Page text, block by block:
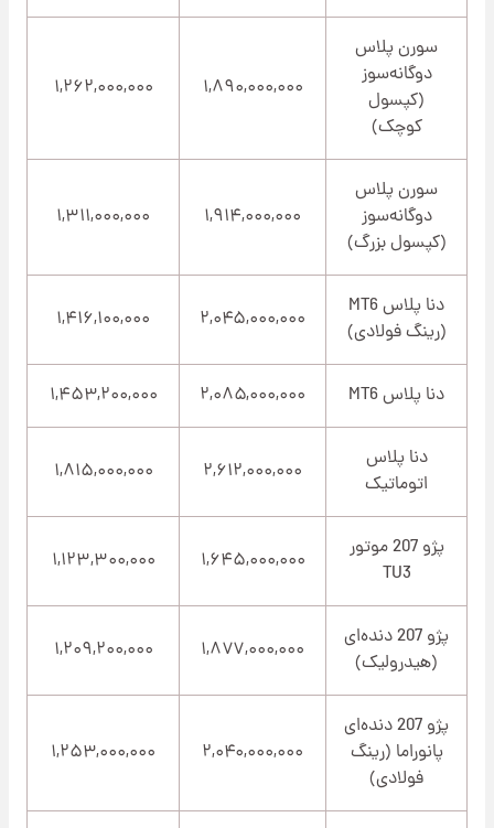
سورن پلاس
دوگانه‌سوز
(کپسول
کوچک)
۱,۸۹۰,۰۰۰,۰۰۰ ۱,۲۶۲,۰۰۰,۰۰۰
سورن پلاس
دوگانه‌سوز
(کپسول بزرگ)
۱,۹۱۴,۰۰۰,۰۰۰ ۱,۳۱۱,۰۰۰,۰۰۰
دنا پلاس MT6
(رینگ فولادی)
۲,۰۴۵,۰۰۰,۰۰۰ ۱,۴۱۶,۱۰۰,۰۰۰
دنا پلاس MT6 ۲,۰۸۵,۰۰۰,۰۰۰ ۱,۴۵۳,۲۰۰,۰۰۰
دنا پلاس
اتوماتیک
۲,۶۱۲,۰۰۰,۰۰۰ ۱,۸۱۵,۰۰۰,۰۰۰
پژو 207 موتور
TU3
۱,۶۴۵,۰۰۰,۰۰۰ ۱,۱۲۳,۳۰۰,۰۰۰
پژو 207 دنده‌ای
(هیدرولیک)
۱,۸۷۷,۰۰۰,۰۰۰ ۱,۲۰۹,۲۰۰,۰۰۰
پژو 207 دنده‌ای
پانوراما (رینگ
فولادی)
۲,۰۴۰,۰۰۰,۰۰۰ ۱,۲۵۳,۰۰۰,۰۰۰